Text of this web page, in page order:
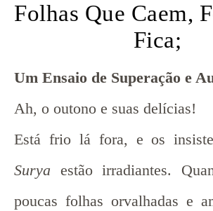
Folhas Que Caem,
Fica;
Um Ensaio de Superação e
Ah, o outono e suas delícias!
Está frio lá fora, e os
Surya estão irradiantes.
poucas folhas orvalhadas e